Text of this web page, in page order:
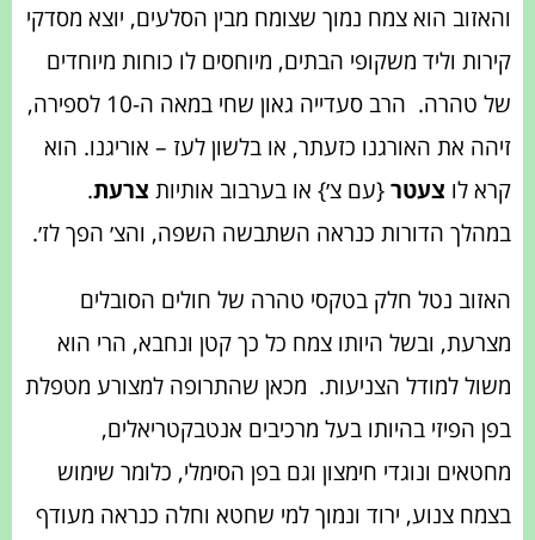
והאזוב הוא ‏צמח נמוך שצומח מבין הסלעים, יוצא מסדקי
קירות וליד משקופי הבתים, מיוחסים לו כוחות מיוחדים
של טהרה.
‏הרב סעדייה גאון שחי במאה ה-10 לספירה,
זיהה את האורגנו כזעתר, ‏או בלשון לעז – אוריגנו. הוא
קרא לו צעטר{עם צ׳} ‏או בערבוב אותיות צרעת.
במהלך הדורות כנראה השתבשה השפה, והצ׳ הפך לז׳.‏
האזוב נטל חלק בטקסי טהרה של חולים הסובלים
מצרעת, ‏ובשל היותו צמח כל כך קטן ונחבא, הרי הוא
משול למודל הצניעות. מכאן שהתרופה למצורע מטפלת
בפן הפיזי בהיותו בעל מרכיבים אנטבקטריאלים,
מחטאים ונוגדי חימצון וגם בפן הסימלי, כלומר שימוש
בצמח צנוע, ירוד ונמוך למי שחטא וחלה כנראה מעודף